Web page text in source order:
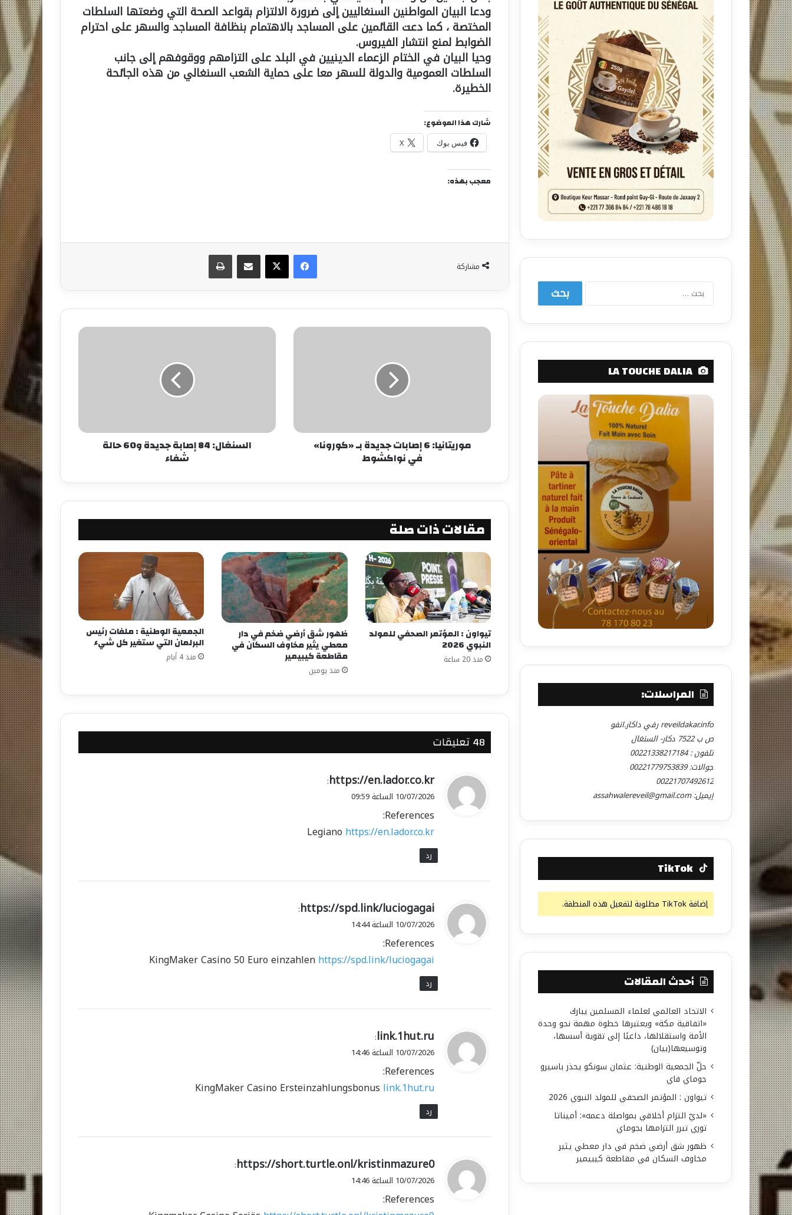
ودعا البيان المواطنين السنغاليين إلى ضرورة الالتزام بقواعد الصحة التي وضعتها السلطات
المختصة ، كما دعت القائمين على المساجد بالاهتمام بنظافة المساجد والسهر على احترام
الضوابط لمنع انتشار الفيروس.
وحيا البيان في الختام الزعماء الدينيين في البلد على التزامهم ووقوفهم إلى جانب
السلطات العمومية والدولة للسهر معا على حماية الشعب السنغالي من هذه الجائحة
الخطيرة.
شارك هذا الموضوع:
فيس بوك X
معجب بهذه:
مشاركة
فيسبوكX مشاركة عبر البريد طباعة
موريتانيا: 6 إصابات جديدة بـ «كورونا»
في نواكشوط
السنغال: 84 إصابة جديدة و60 حالة
شفاء
مقالات ذات صلة
تيواون : المؤتمر الصحفي للمولد
النبوي 2026
منذ 20 ساعة
ظهور شق أرضي ضخم في دار
معطي يثير مخاوف السكان في
مقاطعة كيبيمير
منذ يومين
الجمعية الوطنية : ملفات رئيس
البرلمان التي ستغير كل شيء
منذ 4 أيام
‫48 تعليقات
ي
ق
ل
https://en.lador.co.kr
:
10/07/2026 الساعة 09:59
References:
Legiano https://en.lador.co.kr
رد
ي
ق
ل
https://spd.link/luciogagai
:
10/07/2026 الساعة 14:44
References:
KingMaker Casino 50 Euro einzahlenhttps://spd.link/luciogagai
رد
ي
ق
ل
link.1hut.ru
:
10/07/2026 الساعة 14:46
References:
KingMaker Casino Ersteinzahlungsbonus link.1hut.ru
رد
ي
ق
ل
https://short.turtle.onl/kristinmazure0
:
10/07/2026 الساعة 14:46
References:
البحث
LA TOUCHE DALIA
المراسلات:
reveildakar.info رفي داكار.انفو
ص ب 7522 دكار- السنغال
تلفون : 00221338217184
جوالات: 00221779753839
00221707492612
إيميل: assahwalereveil@gmail.com
TikTok
إضافة TikTok مطلوبة لتفعيل هذه المنطقة.
أحدث المقالات
الاتحاد العالمي لعلماء المسلمين يبارك
«اتفاقية مكة» ويعتبرها خطوة مهمة نحو وحدة
الأمة واستقلالها، داعيًا إلى تقوية أسسها،
وتوسيعها(بيان)
حلّ الجمعية الوطنية: عثمان سونكو يحذر باسيرو
جوماي فاي
تيواون : المؤتمر الصحفي للمولد النبوي 2026
«لديّ التزام أخلاقي بمواصلة دعمه»: أميناتا
توري تبرر التزامها بجوماي
ظهور شق أرضي ضخم في دار معطي يثير
مخاوف السكان في مقاطعة كيبيمير